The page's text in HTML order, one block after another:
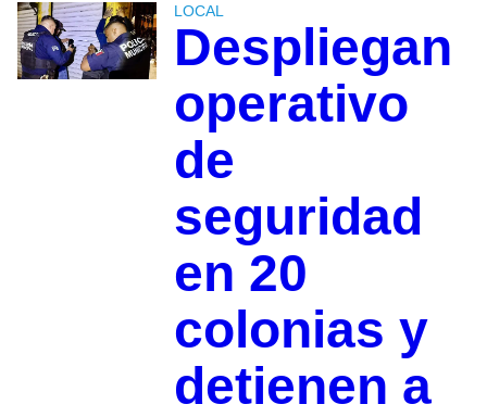
LOCAL
Despliegan
operativo
de
seguridad
en 20
colonias y
detienen a